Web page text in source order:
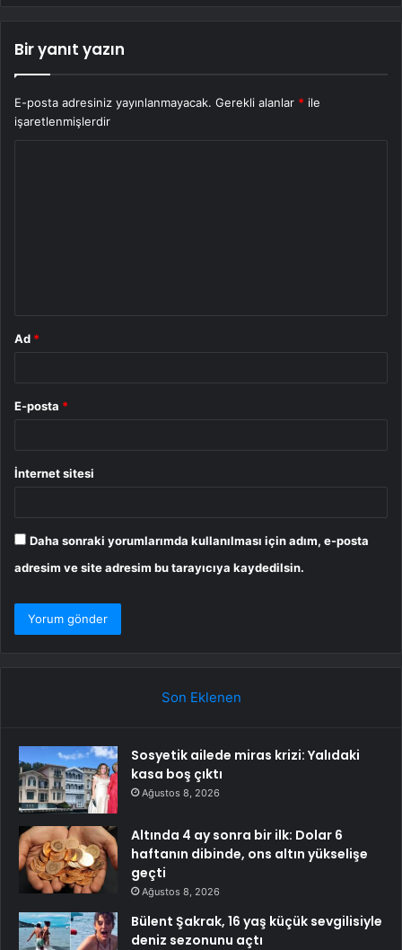
Bir yanıt yazın
E-posta adresiniz yayınlanmayacak. Gerekli alanlar * ile
işaretlenmişlerdir
Ad *
E-posta *
İnternet sitesi
Daha sonraki yorumlarımda kullanılması için adım, e-posta
adresim ve site adresim bu tarayıcıya kaydedilsin.
Son Eklenen
Sosyetik ailede miras krizi: Yalıdaki
kasa boş çıktı
Ağustos 8, 2026
Altında 4 ay sonra bir ilk: Dolar 6
haftanın dibinde, ons altın yükselişe
geçti
Ağustos 8, 2026
Bülent Şakrak, 16 yaş küçük sevgilisiyle
deniz sezonunu açtı